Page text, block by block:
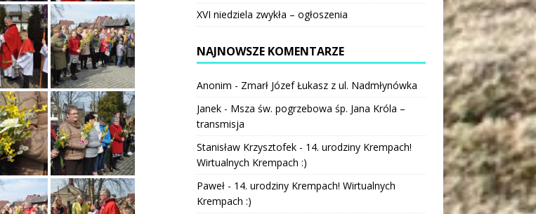
XVI niedziela zwykła – ogłoszenia
NAJNOWSZE KOMENTARZE
Anonim - Zmarł Józef Łukasz z ul. Nadmłynówka
Janek- Msza św. pogrzebowa śp. Jana Króla –
transmisja
Stanisław Krzysztofek- 14. urodziny Krempach!
Wirtualnych Krempach :)
Paweł- 14. urodziny Krempach! Wirtualnych
Krempach :)